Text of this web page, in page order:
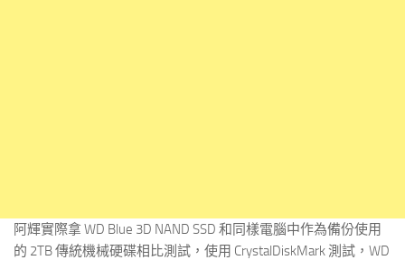
阿輝實際拿 WD Blue 3D NAND SSD 和同樣電腦中作為備份使用
的 2TB 傳統機械硬碟相比測試，使用 CrystalDiskMark 測試，WD